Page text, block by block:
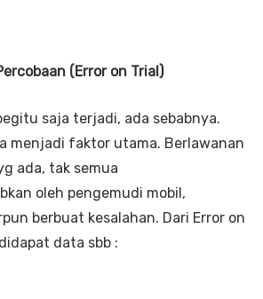
(Error on Trial)
saja terjadi, ada sebabnya.
menjadi faktor utama. Berlawanan
ada, tak semua
oleh pengemudi mobil,
berbuat kesalahan. Dari Error on
data sbb :